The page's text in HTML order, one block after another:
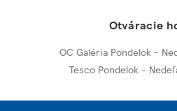
Otváracie
OC Galéria Pondelok -
Tesco Pondelok -